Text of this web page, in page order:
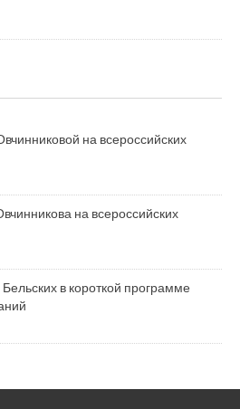
на всероссийских
на всероссийских
в короткой программе